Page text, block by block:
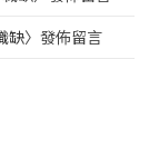
缺〉發佈留言